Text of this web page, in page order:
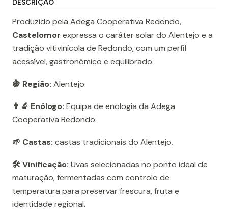
DESCRIÇÃO
Produzido pela Adega Cooperativa Redondo,
Castelomor expressa o caráter solar do Alentejo e a
tradição vitivinícola de Redondo, com um perfil
acessível, gastronómico e equilibrado.
🍇 Região: Alentejo.
👨‍🔬 Enólogo: Equipa de enologia da Adega
Cooperativa Redondo.
🌱 Castas: castas tradicionais do Alentejo.
🛠️ Vinificação: Uvas selecionadas no ponto ideal de
maturação, fermentadas com controlo de
temperatura para preservar frescura, fruta e
identidade regional.